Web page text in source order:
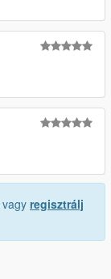
vagy regisztrálj